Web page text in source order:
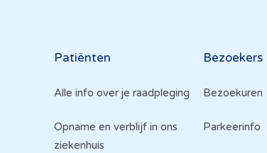
Patiënten
Alle info over je raadpleging
Opname en verblijf in ons
ziekenhuis
Bezoekers
Bezoekuren
Parkeerinfo